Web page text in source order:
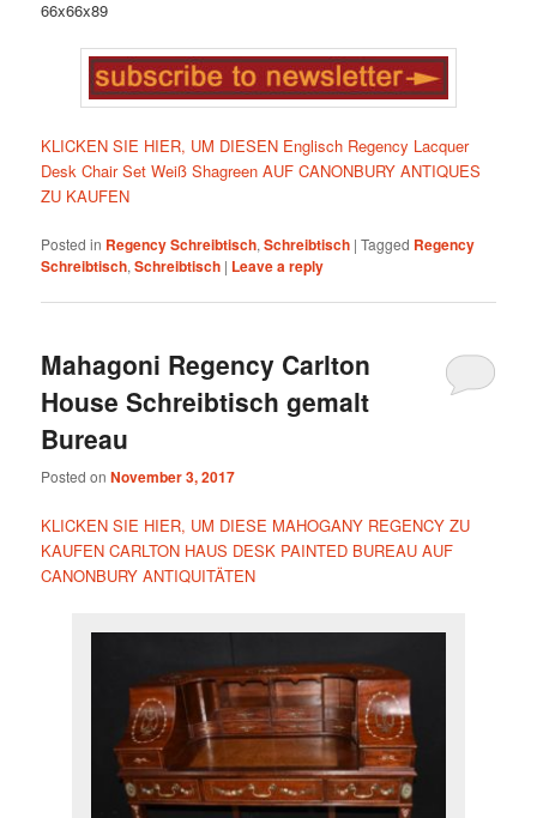
66x66x89
KLICKEN SIE HIER, UM DIESEN Englisch Regency Lacquer
Desk Chair Set Weiß Shagreen AUF CANONBURY ANTIQUES
ZU KAUFEN
Posted in Regency Schreibtisch,Schreibtisch |Tagged Regency
Schreibtisch,Schreibtisch | Leave a reply
Mahagoni Regency Carlton
House Schreibtisch gemalt
Bureau
Posted onNovember 3, 2017
KLICKEN SIE HIER, UM DIESE MAHOGANY REGENCY ZU
KAUFEN CARLTON HAUS DESK PAINTED BUREAU AUF
CANONBURY ANTIQUITÄTEN